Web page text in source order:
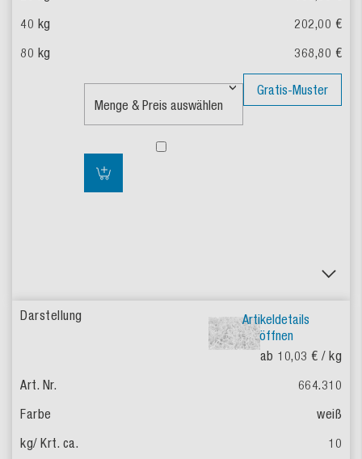
202,00 €
368,80 €
Gratis-Muster
Artikeldetails
öffnen
ab 10,03 € / kg
664.310
weiß
10